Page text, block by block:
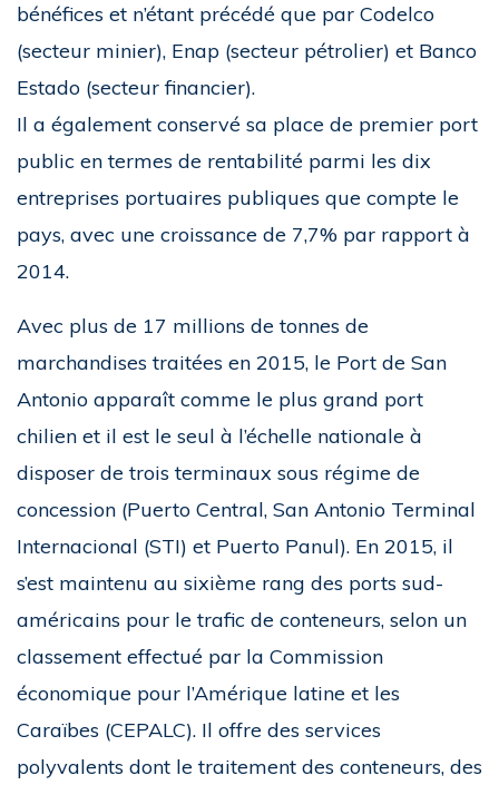
bénéfices et n’étant précédé que par Codelco
(secteur minier), Enap (secteur pétrolier) et Banco
Estado (secteur financier).
Il a également conservé sa place de premier port
public en termes de rentabilité parmi les dix
entreprises portuaires publiques que compte le
pays, avec une croissance de 7,7% par rapport à
2014.
Avec plus de 17 millions de tonnes de
marchandises traitées en 2015, le Port de San
Antonio apparaît comme le plus grand port
chilien et il est le seul à l’échelle nationale à
disposer de trois terminaux sous régime de
concession (Puerto Central, San Antonio Terminal
Internacional (STI) et Puerto Panul). En 2015, il
s’est maintenu au sixième rang des ports sud-
américains pour le trafic de conteneurs, selon un
classement effectué par la Commission
économique pour l’Amérique latine et les
Caraïbes (CEPALC). Il offre des services
polyvalents dont le traitement des conteneurs, des